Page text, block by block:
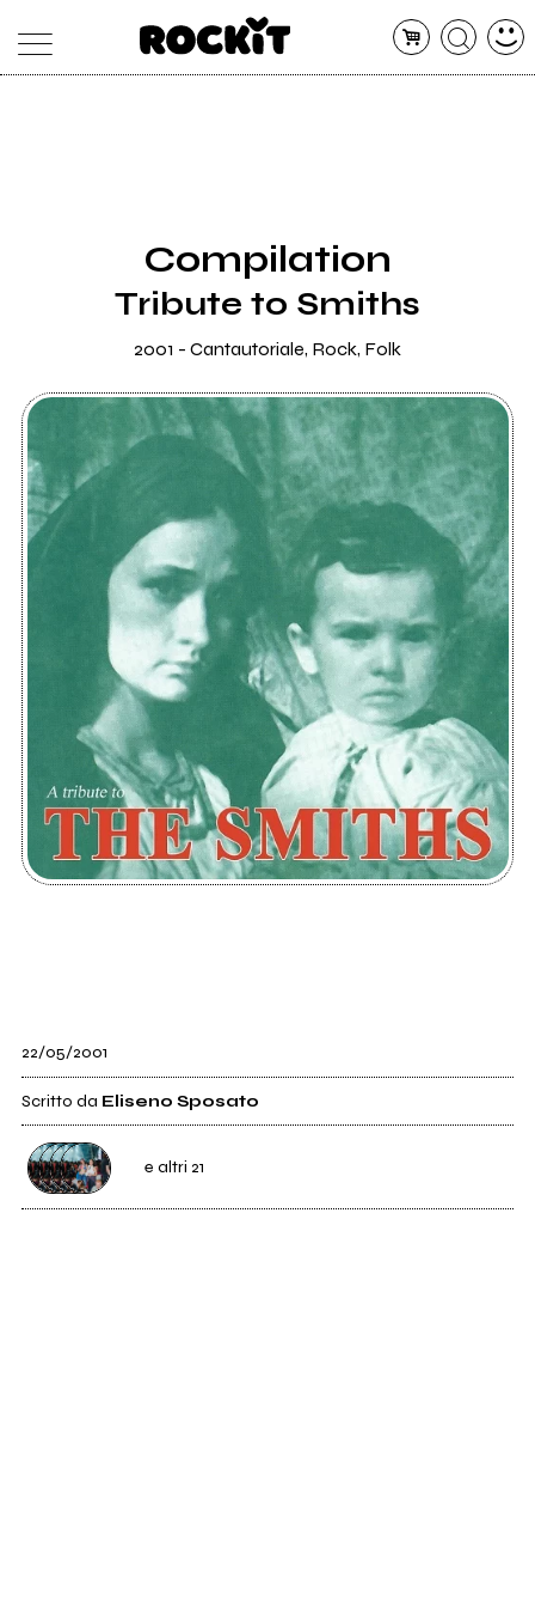
RADIO
Compilation
Tribute to Smiths
2001 - Cantautoriale, Rock, Folk
22/05/2001
Scritto da Eliseno Sposato
e altri 21